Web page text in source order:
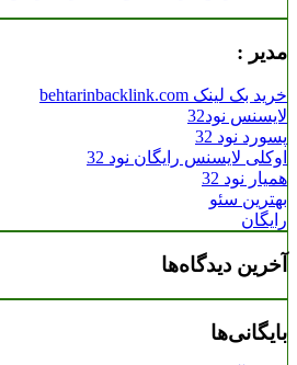
مدیر :
خرید بک لینک behtarinbacklink.com
لایسنس نود32
پسورد نود 32
اوکلی لایسنس رایگان نود 32
همیار نود 32
بهترین سئو
رایگان
آخرین دیدگاه‌ها
بایگانی‌ها